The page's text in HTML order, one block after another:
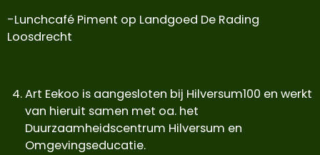
-Lunchcafé Piment op Landgoed De Rading
Loosdrecht
Art Eekoo is aangesloten bij Hilversum100 en werkt
van hieruit samen met oa. het
Duurzaamheidscentrum Hilversum en
Omgevingseducatie.